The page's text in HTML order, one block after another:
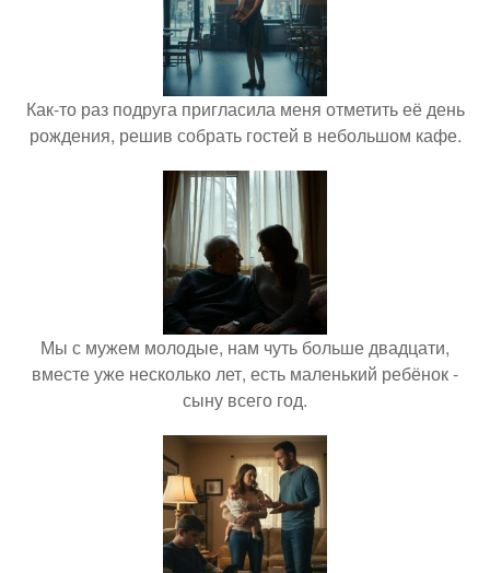
Как-то раз подруга пригласила меня отметить её день
рождения, решив собрать гостей в небольшом кафе.
Мы с мужем молодые, нам чуть больше двадцати,
вместе уже несколько лет, есть маленький ребёнок -
сыну всего год.